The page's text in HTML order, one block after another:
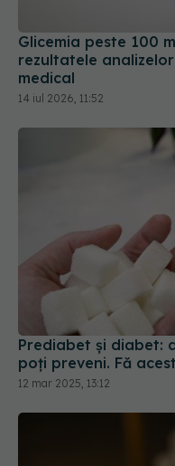
Glicemia peste 100
rezultatele
medical
14 iul 2026, 11:52
Prediabet și diabet:
poți preveni. Fă acest
12 mar 2025, 13:12